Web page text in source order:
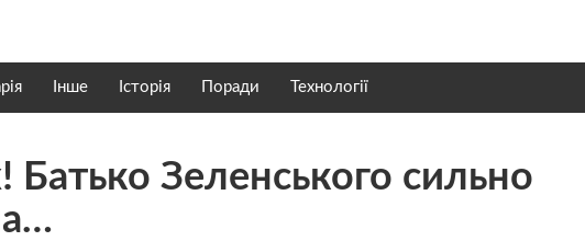
Інше Історія Поради Технології
Батько Зеленського сильно